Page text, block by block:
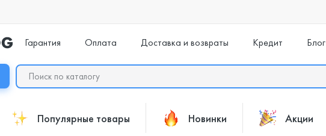
Гарантия Оплата Доставка и возвраты Кредит Блог
Популярные товары Новинки Акции